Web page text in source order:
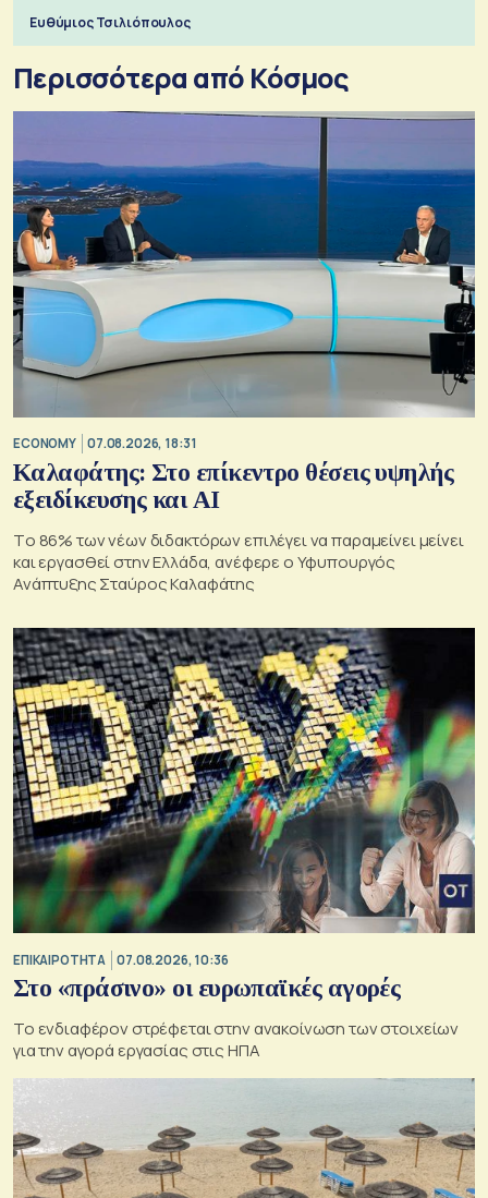
Ευθύμιος Τσιλιόπουλος
Περισσότερα από Κόσμος
ECONOMY 07.08.2026, 18:31
Καλαφάτης: Στο επίκεντρο θέσεις υψηλής
εξειδίκευσης και AI
Tο 86% των νέων διδακτόρων επιλέγει να παραμείνει μείνει
και εργασθεί στην Ελλάδα, ανέφερε ο Υφυπουργός
Ανάπτυξης Σταύρος Καλαφάτης
ΕΠΙΚΑΙΡΟΤΗΤΑ 07.08.2026, 10:36
Στο «πράσινο» οι ευρωπαϊκές αγορές
Το ενδιαφέρον στρέφεται στην ανακοίνωση των στοιχείων
για την αγορά εργασίας στις ΗΠΑ